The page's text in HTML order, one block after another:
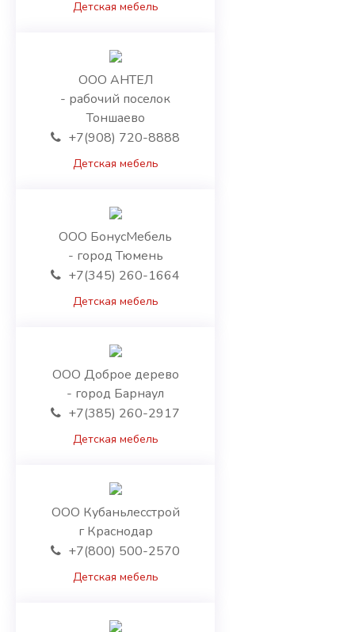
Ереван
Лорийская область
Сюникская область
Тавушская область
Ширакская область
Белоруссия
Брестская область
Витебская область
Гродненская область
Минская область
Могилевская область
Казахстан
Акмолинская область
Атырауская область
Восточно-Казахстанская область
Жамбылская область
Западно-Казахстанская область
Кызылординская область
Мангистауская область
Нур-Султан
Павлодарская область
Туркестанская область
Детская мебель
ООО АНТЕЛ
- рабочий поселок
Тоншаево
+7(908) 720-8888
Детская мебель
ООО БонусМебель
- город Тюмень
+7(345) 260-1664
Детская мебель
ООО Доброе дерево
- город Барнаул
+7(385) 260-2917
Детская мебель
ООО Кубаньлесстрой
г Краснодар
+7(800) 500-2570
Детская мебель